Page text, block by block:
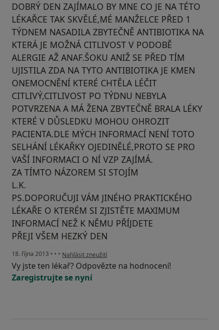
DOBRÝ DEN ZAJÍMALO BY MNE CO JE NA TÉTO
LÉKAŘCE TAK SKVĚLÉ,MÉ MANŽELCE PŘED 1
TÝDNEM NASADILA ZBYTEČNĚ ANTIBIOTIKA NA
KTERÁ JE MOŽNÁ CITLIVOST V PODOBĚ
ALERGIE AŽ ANAF.ŠOKU ANIŽ SE PŘED TÍM
UJISTILA ZDA NA TYTO ANTIBIOTIKA JE KMEN
ONEMOCNĚNÍ KTERÉ CHTĚLA LÉČIT
CITLIVÝ,CITLIVOST PO TÝDNU NEBYLA
POTVRZENA A MÁ ŽENA ZBYTEČNĚ BRALA LÉKY
KTERÉ V DŮSLEDKU MOHOU OHROZIT
PACIENTA.DLE MÝCH INFORMACÍ NENÍ TOTO
SELHÁNÍ LÉKAŘKY OJEDINĚLÉ,PROTO SE PRO
VAŠÍ INFORMACI O NÍ VZP ZAJÍMÁ.
ZA TÍMTO NÁZOREM SI STOJÍM
L.K.
PS.DOPORUČUJI VÁM JINÉHO PRAKTICKÉHO
LÉKAŘE O KTERÉM SI ZJISTĚTE MAXIMUM
INFORMACÍ NEŽ K NĚMU PŘÍJDETE
PŘEJI VŠEM HEZKÝ DEN
18. října 2013 • • • podle názoru uživatele Váš účet byl odstraněn
Nahlásit zneužití
Vy jste ten lékař? Odpovězte na hodnocení!
Zaregistrujte se nyní